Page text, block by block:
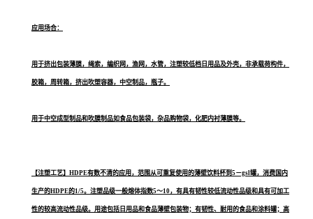
应用场合：
用于挤出包装薄膜，绳索，编织网，渔网，水管，注塑较低档日用品及外壳，非承载荷构件，
胶箱，周转箱，挤出吹塑容器，中空制品，瓶子。
用于中空成型制品和吹膜制品如食品包装袋，杂品购物袋，化肥内衬薄膜等。
【注塑工艺】HDPE有数不清的应用，范围从可重复使用的薄壁饮料杯到5－gsl罐，消费国内
生产的HDPE的1/5。注塑品级一般熔体指数5～10，有具有韧性较低流动性品级和具有可加工
性的较高流动性品级。用途包括日用品和食品薄壁包装物；有韧性、耐用的食品和涂料罐；高